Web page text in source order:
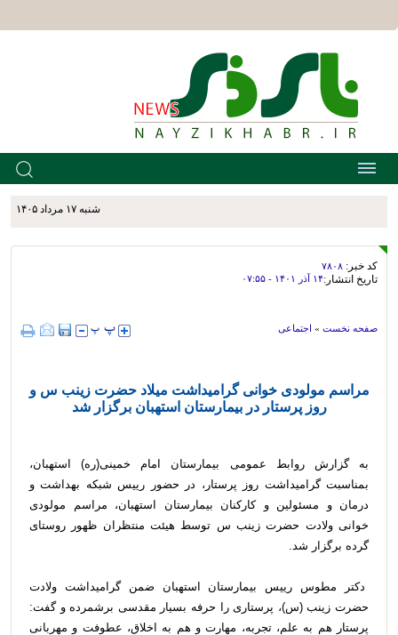
شنبه ۱۷ مرداد ۱۴۰۵
کد خبر: ۷۸۰۸
تاریخ انتشار:۱۴ آذر ۱۴۰۱ - ۰۷:۵۵
صفحه نخست » اجتماعی
مراسم مولودی خوانی گرامیداشت میلاد حضرت زینب س و
روز پرستار در بیمارستان استهبان برگزار شد
به گزارش روابط عمومی بیمارستان امام خمینی(ره) استهبان،
بمناسبت گرامیداشت روز پرستار، در حضور رییس شبکه بهداشت و
درمان و مسئولین و کارکنان بیمارستان استهبان، مراسم مولودی
خوانی ولادت حضرت زینب س توسط هیئت منتظران ظهور روستای
گرده برگزار شد.
دکتر مطوس رییس بیمارستان استهبان ضمن گرامیداشت ولادت
حضرت زینب (س)، پرستاری را حرفه بسیار مقدسی برشمرده و گفت:
پرستار هم به علم، تجربه، مهارت و هم به اخلاق، عطوفت و مهربانی